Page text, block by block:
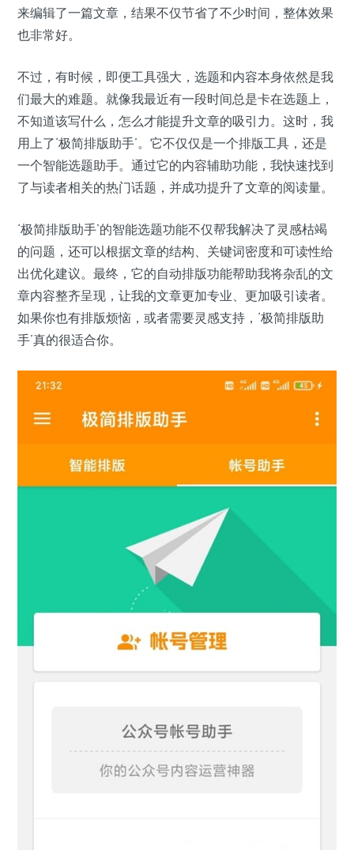
来编辑了一篇文章，结果不仅节省了不少时间，整体效果
也非常好。
不过，有时候，即便工具强大，选题和内容本身依然是我
们最大的难题。就像我最近有一段时间总是卡在选题上，
不知道该写什么，怎么才能提升文章的吸引力。这时，我
用上了‘极简排版助手’。它不仅仅是一个排版工具，还是
一个智能选题助手。通过它的内容辅助功能，我快速找到
了与读者相关的热门话题，并成功提升了文章的阅读量。
‘极简排版助手’的智能选题功能不仅帮我解决了灵感枯竭
的问题，还可以根据文章的结构、关键词密度和可读性给
出优化建议。最终，它的自动排版功能帮助我将杂乱的文
章内容整齐呈现，让我的文章更加专业、更加吸引读者。
如果你也有排版烦恼，或者需要灵感支持，‘极简排版助
手’真的很适合你。